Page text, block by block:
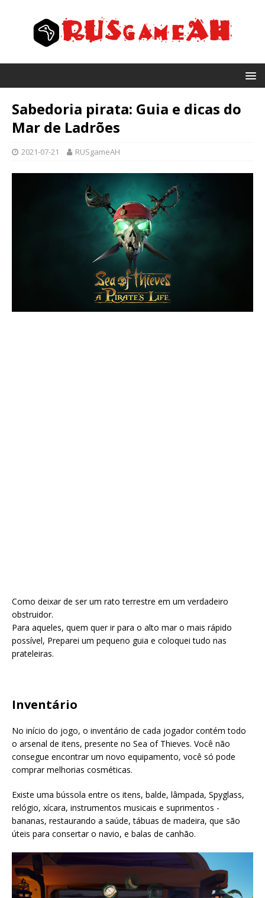
Sabedoria pirata: Guia e dicas do
Mar de Ladrões
2021-07-21 RUSgameAH
Como deixar de ser um rato terrestre em um verdadeiro
obstruidor.
Para aqueles, quem quer ir para o alto mar o mais rápido
possível, Preparei um pequeno guia e coloquei tudo nas
prateleiras.
Inventário
No início do jogo, o inventário de cada jogador contém todo
o arsenal de itens, presente no Sea of ​​Thieves. Você não
consegue encontrar um novo equipamento, você só pode
comprar melhorias cosméticas.
Existe uma bússola entre os itens, balde, lâmpada, Spyglass,
relógio, xícara, instrumentos musicais e suprimentos -
bananas, restaurando a saúde, tábuas de madeira, que são
úteis para consertar o navio, e balas de canhão.